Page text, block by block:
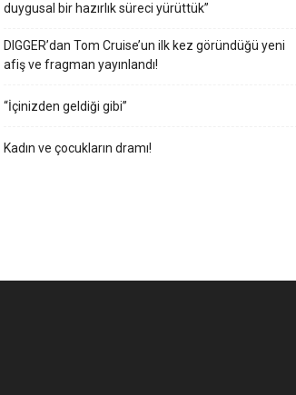
duygusal bir hazırlık süreci yürüttük”
DIGGER’dan Tom Cruise’un ilk kez göründüğü yeni
afiş ve fragman yayınlandı!
“İçinizden geldiği gibi”
Kadın ve çocukların dramı!